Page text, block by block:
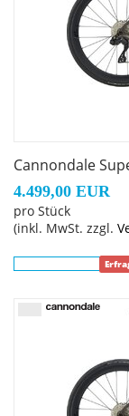
Cannondale
4.499,00 EUR
pro Stück
(inkl. MwSt. zzgl.